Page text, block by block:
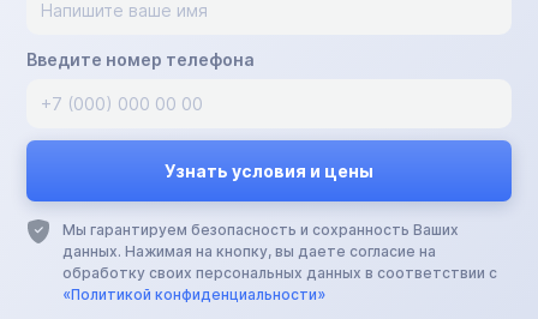
Введите номер телефона
Мы гарантируем безопасность и сохранность Ваших
данных. Нажимая на кнопку, вы даете согласие на
обработку своих персональных данных в соответствии с
«Политикой конфиденциальности»